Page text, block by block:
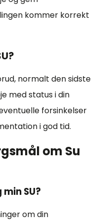
kommer korrekt
normalt den sidste
med status i din
forsinkelser
i god tid.
om Su
SU?
om din